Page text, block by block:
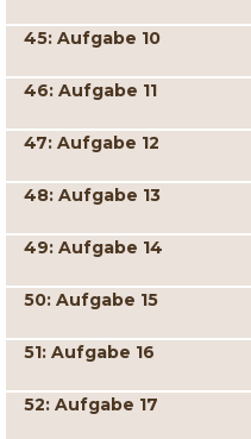
45: Aufgabe 10
46: Aufgabe 11
47: Aufgabe 12
48: Aufgabe 13
49: Aufgabe 14
50: Aufgabe 15
51: Aufgabe 16
52: Aufgabe 17